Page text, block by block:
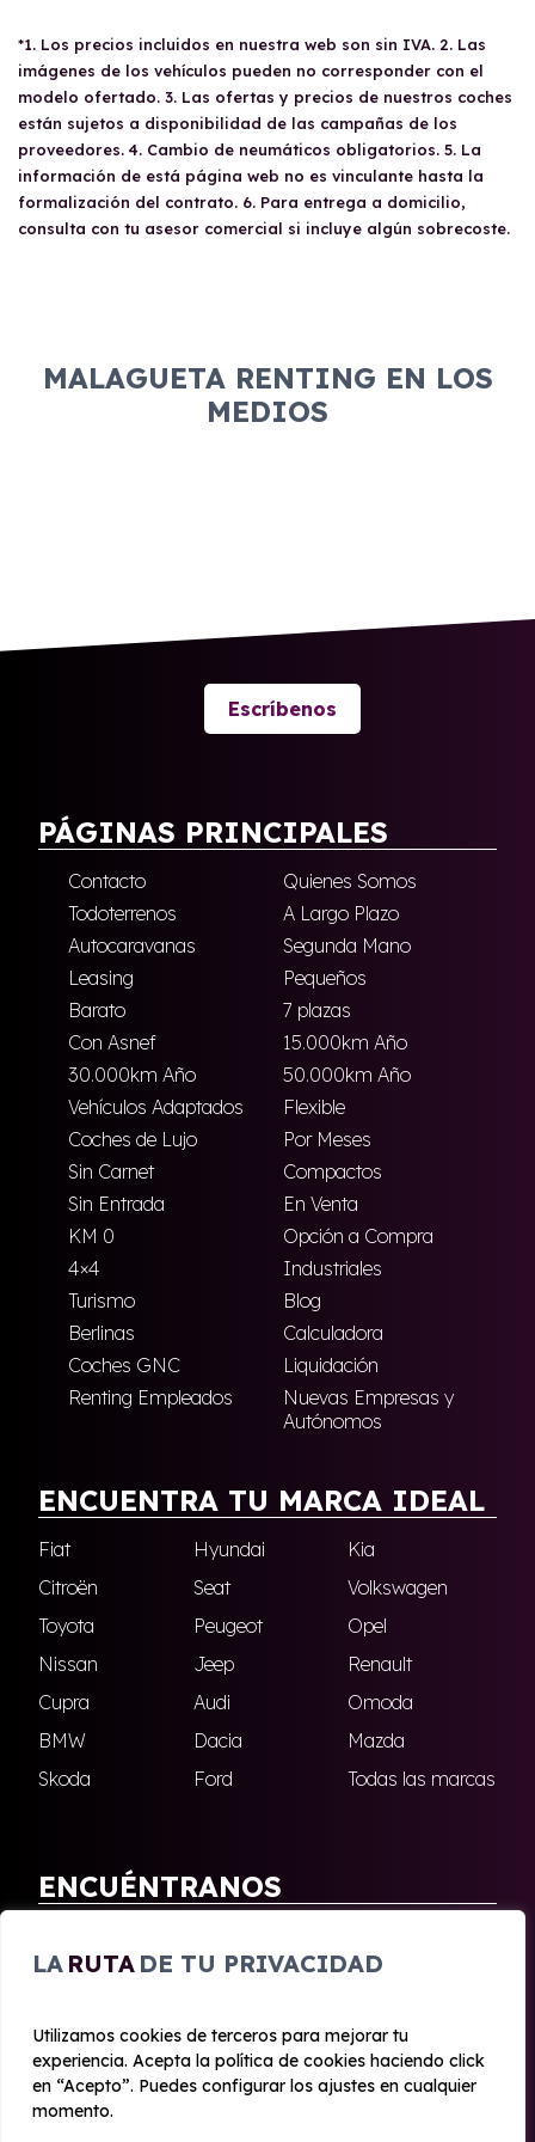
LA RUTA DE TU PRIVACIDAD
Utilizamos cookies de terceros para mejorar tu
experiencia. Acepta la política de cookies haciendo click
en “Acepto”. Puedes configurar los ajustes en cualquier
momento.
tener al menos un año de antigüedad o
disponer de un aval solvente. Una vez
aprobado, las empresas pueden deducirse del
100% del gasto e IVA, siempre que el vehículo
sea afecto a su actividad económica.
necesario cumplir con varios requisitos como
tener un carné de conducir válido y ser mayor
de 18 años. Además, se requiere disponer de
solvencia económica y no pertenecer a ningún
listado de morosidad.
*1. Los precios incluidos en nuestra web son sin IVA. 2. Las
imágenes de los vehículos pueden no corresponder con el
modelo ofertado. 3. Las ofertas y precios de nuestros coches
están sujetos a disponibilidad de las campañas de los
proveedores. 4. Cambio de neumáticos obligatorios. 5. La
información de está página web no es vinculante hasta la
formalización del contrato. 6. Para entrega a domicilio,
consulta con tu asesor comercial si incluye algún sobrecoste.
MALAGUETA RENTING EN LOS
MEDIOS
Escríbenos
PÁGINAS PRINCIPALES
Contacto
Quienes Somos
Todoterrenos
A Largo Plazo
Autocaravanas
Segunda Mano
Leasing
Pequeños
Barato
7 plazas
Con Asnef
15.000km Año
30.000km Año
50.000km Año
Vehículos Adaptados
Flexible
Coches de Lujo
Por Meses
Sin Carnet
Compactos
Sin Entrada
En Venta
KM 0
Opción a Compra
4×4
Industriales
Turismo
Blog
Berlinas
Calculadora
Coches GNC
Liquidación
Renting Empleados
Nuevas Empresas y
Autónomos
ENCUENTRA TU MARCA IDEAL
Fiat Hyundai
Kia
Citroën
Seat
Volkswagen
Toyota
Peugeot
Opel
Nissan
Jeep
Renault
Cupra
Audi
Omoda
BMW
Dacia
Mazda
Skoda
Ford Todas las marcas
ENCUÉNTRANOS
Marbella
Nerja
© 2020 - 2026 Malagueta Renting
Aviso legal y Privacidad